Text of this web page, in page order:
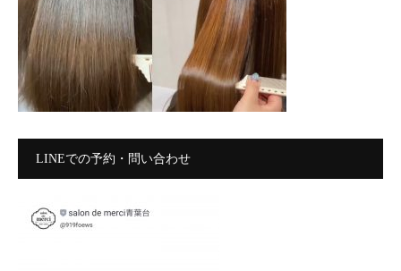
LINEでの予約・問い合わせ